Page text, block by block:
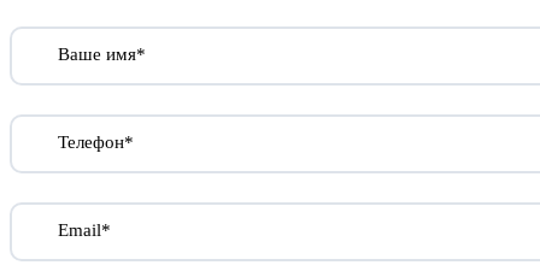
Ваше имя*
Телефон*
Email*